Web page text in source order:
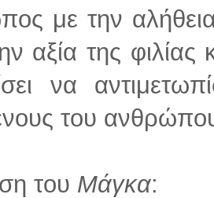
με την
αξία της φιλίας
να
του
του Μάγκα: